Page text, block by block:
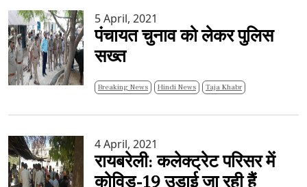
5 April, 2021
पंचायत चुनाव को लेकर पुलिस
सख्त
Breaking News Hindi News Taja Khabr
4 April, 2021
रायबरेली: कलेक्ट्रेट परिसर में